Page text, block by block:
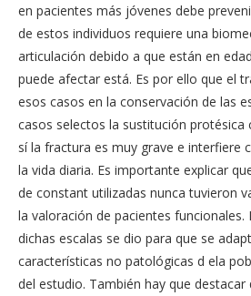
en pacientes más jóvenes debe
de estos individuos requiere una
articulación debido a que están en
puede afectar está. Es por ello que el
esos casos en la conservación de las
casos selectos la sustitución
sí la fractura es muy grave e interfiere
la vida diaria. Es importante explicar
de constant utilizadas nunca tuvieron
la valoración de pacientes funcionales.
dichas escalas se dio para que se
características no patológicas d ela
del estudio. También hay que